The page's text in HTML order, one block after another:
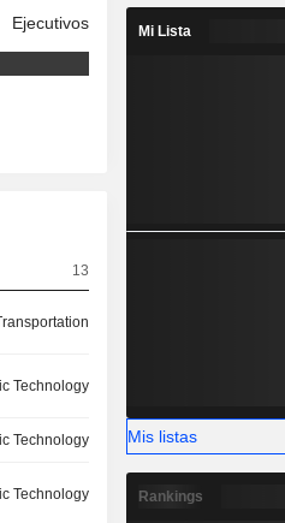
Ejecutivos
13
Technology
Technology
Technology
Mi Lista
Mis listas
Rankings